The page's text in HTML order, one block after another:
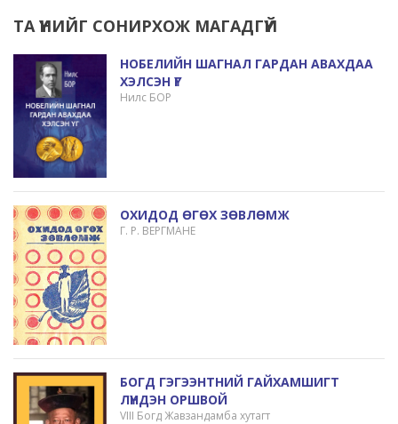
ТА ҮҮНИЙГ СОНИРХОЖ МАГАДГҮЙ
НОБЕЛИЙН ШАГНАЛ ГАРДАН АВАХДАА
ХЭЛСЭН ҮГ
Нилс БОР
ОХИДОД ӨГӨХ ЗӨВЛӨМЖ
Г. Р. ВЕРГМАНЕ
БОГД ГЭГЭЭНТНИЙ ГАЙХАМШИГТ
ЛҮНДЭН ОРШВОЙ
VIII Богд Жавзандамба хутагт